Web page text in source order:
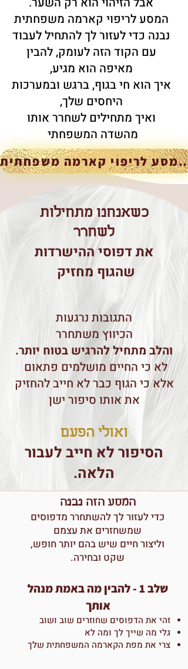
המסע לריפוי קארמה משפחתית
נבנה כדי לעזור לך להתחיל לעבוד
עם הקוד הזה לעומק, להבין
מאיפה הוא מגיע,
איך הוא חי בגוף, ברגש ובמערכות
היחסים שלך,
ואיך מתחילים לשחרר אותו
מהשדה המשפחתי
להעמיק במסע לריפוי קארמה משפחתית
כשאנחנו מתחילות
לשחרר
את דפוסי ההישרדות
שהגוף מחזיק
התגובות נרגעות
הכיווץ משתחרר
והלב מתחיל להרגיש בטוח יותר.
לא כי החיים מושלמים פתאום
אלא כי הגוף כבר לא חייב להחזיק
את אותו סיפור ישן
ואולי הפעם
הסיפור לא חייב לעבור
הלאה.
המסע הזה נבנה
כדי לעזור לך להשתחרר מדפוסים
שמשחזרים את עצמם
וליצור חיים שיש בהם יותר חופש,
שקט ובחירה.
שלב 1 - להבין מה באמת מנהל
אותך
זהי את הדפוסים שחוזרים שוב ושוב
גלי מה שייך לך ומה לא
צרי את מפת הקארמה המשפחתית שלך